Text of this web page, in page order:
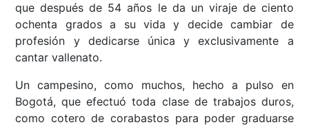
que después de 54 años le da un viraje de ciento
ochenta grados a su vida y decide cambiar de
profesión y dedicarse única y exclusivamente a
cantar vallenato.
Un campesino, como muchos, hecho a pulso en
Bogotá, que efectuó toda clase de trabajos duros,
como cotero de corabastos para poder graduarse